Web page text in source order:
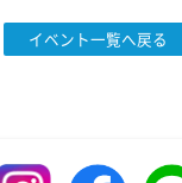
イベント一覧へ戻る